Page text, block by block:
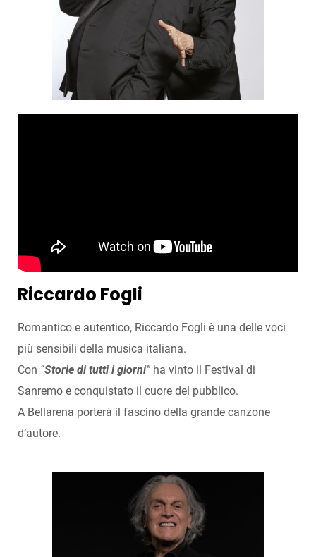
Riccardo Fogli
Romantico e autentico, Riccardo Fogli è una delle voci
più sensibili della musica italiana.
Con “Storie di tutti i giorni” ha vinto il Festival di
Sanremo e conquistato il cuore del pubblico.
A Bellarena porterà il fascino della grande canzone
d’autore.